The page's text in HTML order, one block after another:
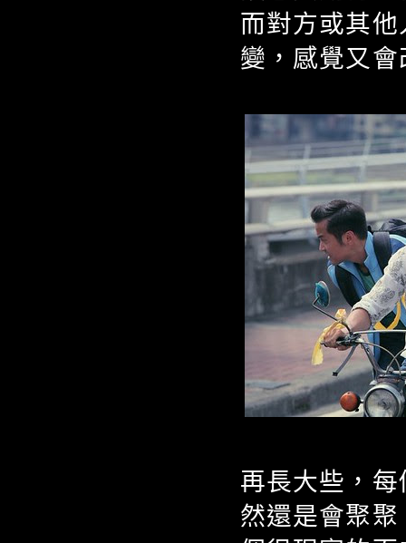
而對方或其
變，感覺又
再長大些，
然還是會聚